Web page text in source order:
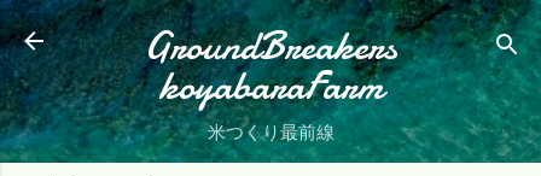
スキップしてメイン コンテンツに移動
GroundBreakers
koyabaraFarm
米つくり最前線